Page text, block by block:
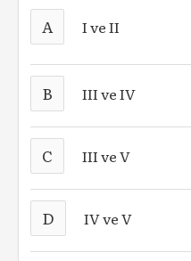
A I ve II
B III ve IV
C III ve V
D IV ve V